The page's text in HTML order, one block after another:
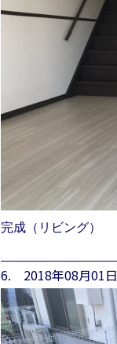
完成（リビング）
6. 2018年08月01日